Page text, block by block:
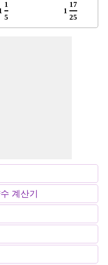
1
5
1
17
25
계산기